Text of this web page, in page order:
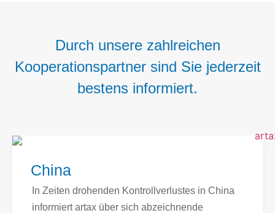
Durch unsere zahlreichen
Kooperationspartner sind Sie jederzeit
bestens informiert.
China
In Zeiten drohenden Kontrollverlustes in China
informiert artax über sich abzeichnende